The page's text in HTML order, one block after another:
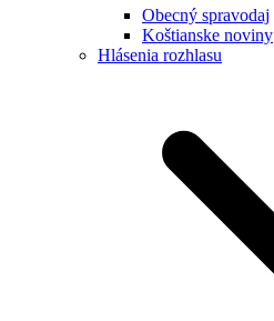
Obecný spravodaj
Koštianske noviny
Hlásenia rozhlasu